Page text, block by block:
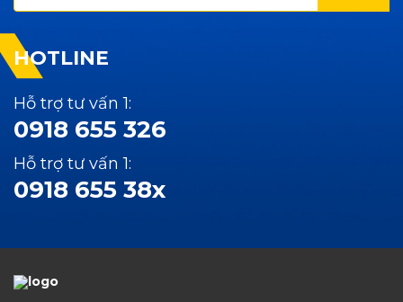
HOTLINE
Hỗ trợ tư vấn 1:
0918 655 326
Hỗ trợ tư vấn 1:
0918 655 38x